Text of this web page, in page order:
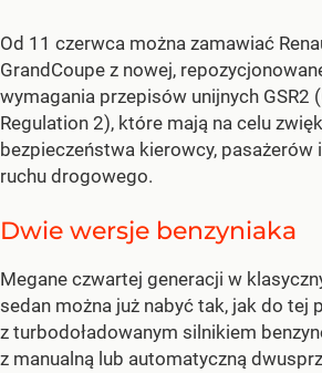
Od 11 czerwca można zamawiać
GrandCoupe z nowej,
wymagania przepisów unijnych GSR2
Regulation 2), które mają na celu
bezpieczeństwa kierowcy, pasażerów
ruchu drogowego.
Dwie wersje benzyniaka
Megane czwartej generacji w
sedan można już nabyć tak, jak do tej
z turbodoładowanym silnikiem
z manualną lub automatyczną